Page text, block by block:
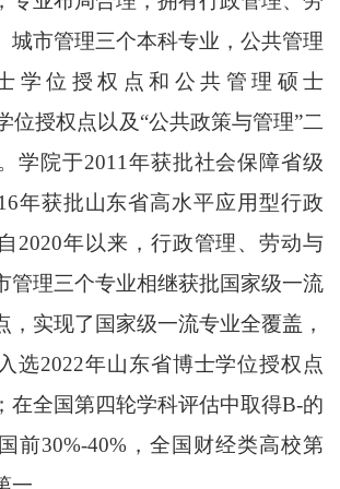
城市管理三个本科专业，公共管理
学位授权点和公共管理硕士
位授权点以及“公共政策与管理”二
学院于2011年获批社会保障省级
年获批山东省高水平应用型行政
2020年以来，行政管理、劳动与
管理三个专业相继获批国家级一流
，实现了国家级一流专业全覆盖，
选2022年山东省博士学位授权点
在全国第四轮学科评估中取得B-的
前30%-40%，全国财经类高校第